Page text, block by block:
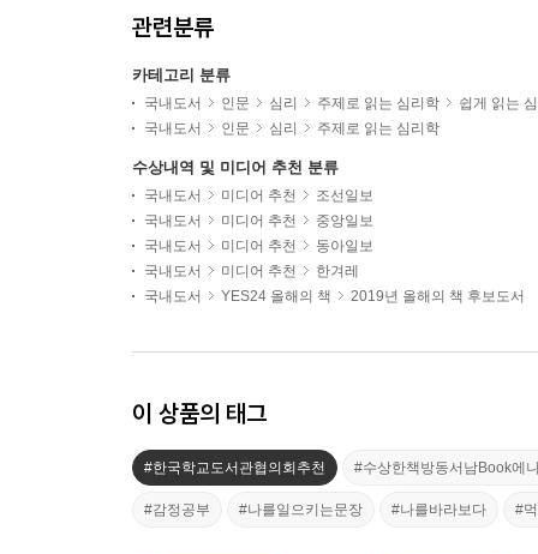
관련분류
카테고리 분류
국내도서 인문 심리 주제로 읽는 심리학
쉽게 읽는
국내도서
인문 심리 주제로 읽는 심리학
수상내역 및 미디어 추천 분류
국내도서 미디어 추천
조선일보
국내도서
미디어 추천
중앙일보
국내도서
미디어 추천
동아일보
국내도서
미디어 추천
한겨레
국내도서
YES24 올해의 책 2019년 올해의 책 후보도서
이 상품의 태그
#한국학교도서관협의회추천 #수상한책방동서남Book에
#감정공부 #나를일으키는문장 #나를바라보다 #